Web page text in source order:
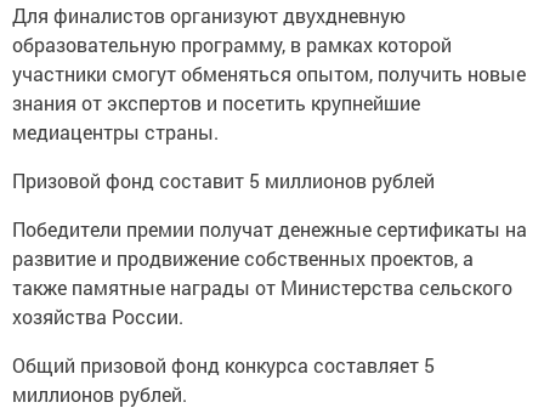
Для финалистов организуют двухдневную
образовательную программу, в рамках которой
участники смогут обменяться опытом, получить новые
знания от экспертов и посетить крупнейшие
медиацентры страны.
Призовой фонд составит 5 миллионов рублей
Победители премии получат денежные сертификаты на
развитие и продвижение собственных проектов, а
также памятные награды от Министерства сельского
хозяйства России.
Общий призовой фонд конкурса составляет 5
миллионов рублей.